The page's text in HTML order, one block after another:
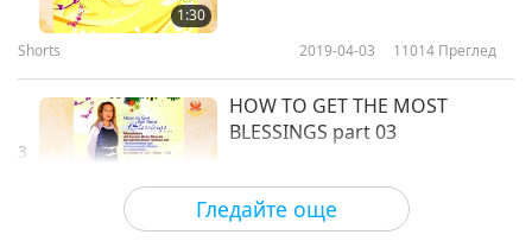
Гледайте още
1:30
Shorts 2019-04-03 11014 Преглед
3
HOW TO GET THE MOST
BLESSINGS part 03
2019-04-03 10036